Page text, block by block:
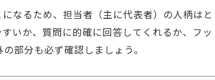
なるため、担当者（主に代表者）の人柄はと
いか、質問に的確に回答してくれるか、フッ
部分も必ず確認しましょう。